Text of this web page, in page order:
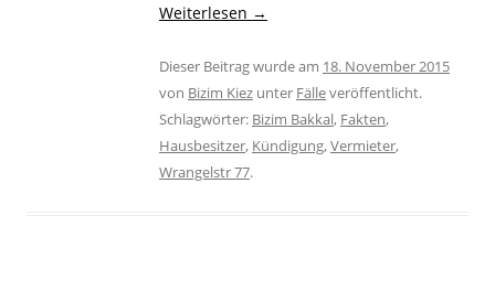
Weiterlesen →
Dieser Beitrag wurde am 18. November 2015
von Bizim Kiez unter Fälleveröffentlicht.
Schlagwörter: Bizim Bakkal, Fakten,
Hausbesitzer, Kündigung,Vermieter,
Wrangelstr 77.